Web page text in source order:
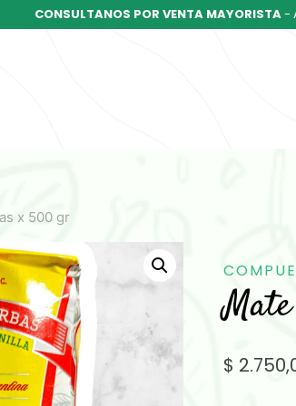
CONSULTANOS POR VENTA MAYORISTA-
x 500 gr
$